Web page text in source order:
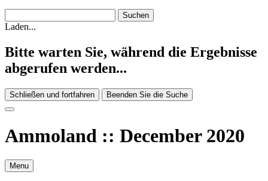
Laden...
Bitte warten Sie, während die Ergebnisse
abgerufen werden...
Schließen und fortfahren Beenden Sie die Suche
Ammoland :: December 2020
Menu